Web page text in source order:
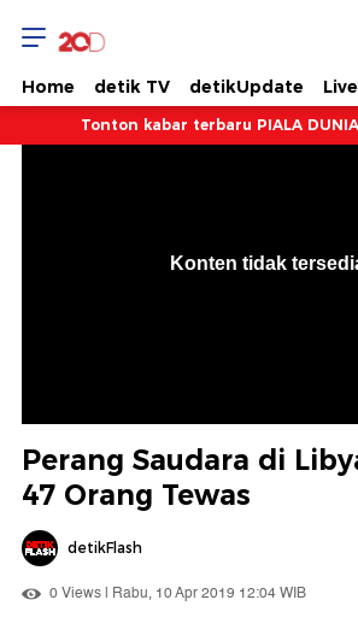
Home detik TV detikUpdate
Tonton kabar terbaru PIALA
Konten tidak
Perang Saudara di
47 Orang Tewas
detikFlash
0 Views | Rabu, 10 Apr 2019 12:04 WIB